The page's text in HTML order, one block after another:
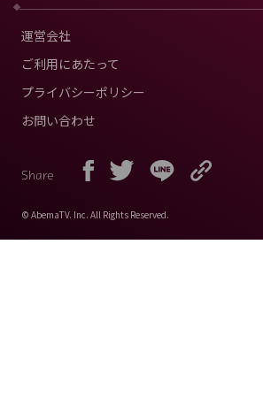
運営会社
ご利用にあたって
プライバシーポリシー
お問い合わせ
Share
© AbemaTV. Inc. All Rights Reserved.